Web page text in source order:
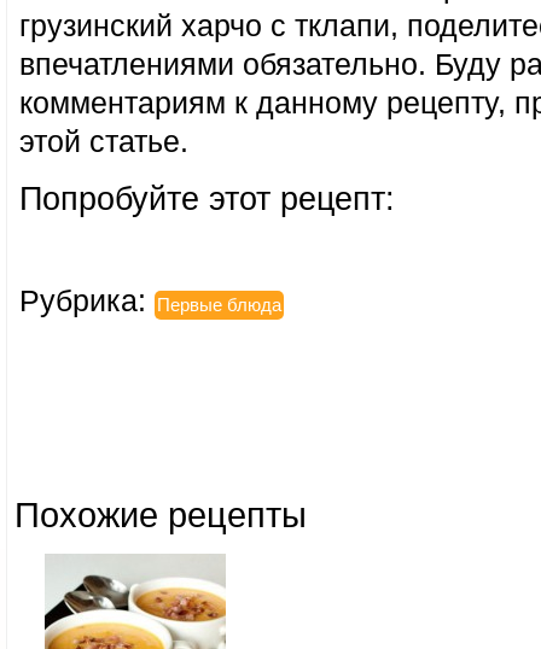
грузинский харчо с тклапи,
впечатлениями обязательно. Буду
комментариям к данному рецепту,
этой статье.
Попробуйте этот рецепт:
Рубрика: Первые блюда
Похожие рецепты